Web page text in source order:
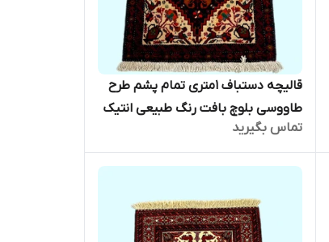
قالیچه دستباف 1متری تمام پشم طرح
طاووسی بلوچ بافت رنگ طبیعی انتیک
نو کد 0800020
تماس بگیرید